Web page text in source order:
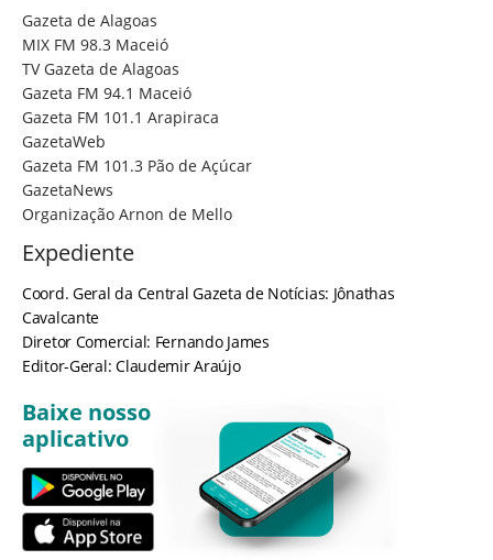
Gazeta de Alagoas
MIX FM 98.3 Maceió
TV Gazeta de Alagoas
Gazeta FM 94.1 Maceió
Gazeta FM 101.1 Arapiraca
GazetaWeb
Gazeta FM 101.3 Pão de Açúcar
GazetaNews
Organização Arnon de Mello
Expediente
Coord. Geral da Central Gazeta de Notícias: Jônathas
Cavalcante
Diretor Comercial: Fernando James
Editor-Geral: Claudemir Araújo
Baixe nosso
aplicativo